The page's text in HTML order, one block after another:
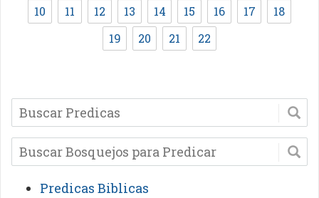
10
11 12 13 14 15 16 17
18
19
20 21 22
Predicas Biblicas